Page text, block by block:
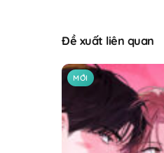
Đề xuất liên quan
MỚI